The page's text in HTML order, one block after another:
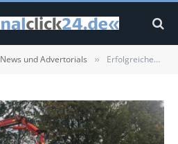
News und Advertorials » Erfolgreicher Kampf gegen den Eichenprozessionsspinner